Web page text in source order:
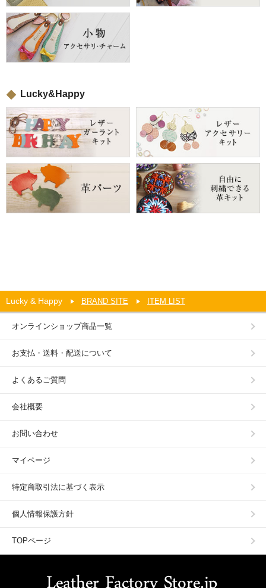
Lucky&Happy
Lucky & Happy BRAND SITE ITEM LIST
オンラインショップ商品一覧
お支払・送料・配送について
よくあるご質問
会社概要
お問い合わせ
マイページ
特定商取引法に基づく表示
個人情報保護方針
TOPページ